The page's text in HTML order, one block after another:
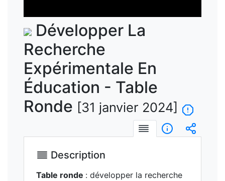
vidéo
Développer La
Recherche
Expérimentale En
Éducation - Table
Ronde [31 janvier 2024]
DescriptionInformations
Description
Table ronde : développer la recherche